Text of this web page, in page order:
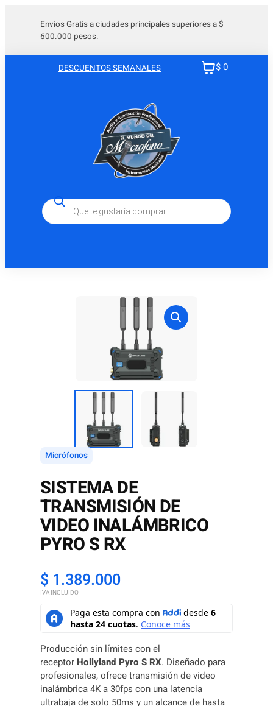
contenido
Envios Gratis a ciudades principales superiores a $
600.000 pesos.
DESCUENTOS SEMANALES $ 0
Búsqueda
de
productos
Micrófonos
SISTEMA DE
TRANSMISIÓN DE
VIDEO INALÁMBRICO
PYRO S RX
$ 1.389.000
IVA INCLUIDO
Producción sin límites con el
receptor Hollyland Pyro S RX. Diseñado para
profesionales, ofrece transmisión de video
inalámbrica 4K a 30fps con una latencia
ultrabaja de solo 50ms y un alcance de hasta